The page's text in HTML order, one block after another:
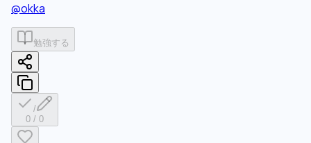
@okka
勉強する
/
0 / 0